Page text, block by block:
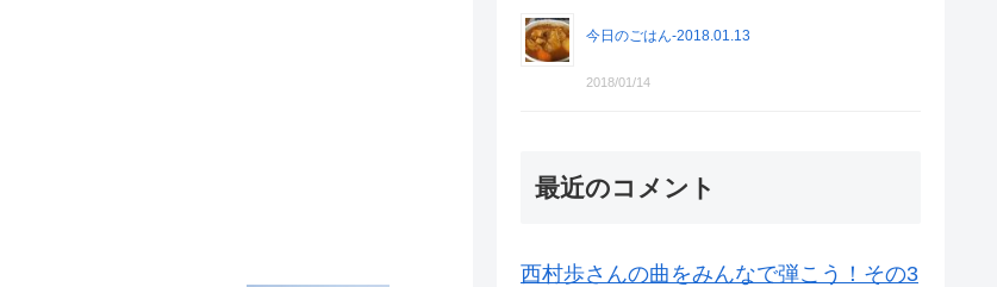
今日のごはん-2018.01.13
2018/01/14
最近のコメント
西村歩さんの曲をみんなで弾こう！その3